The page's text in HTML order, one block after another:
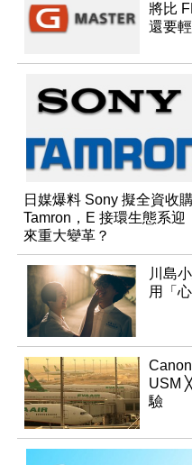
將比
還要
日媒爆料 Sony 擬全資收
Tamron，E 接環生態系迎
來重大變革？
川島
用「
USM
驗